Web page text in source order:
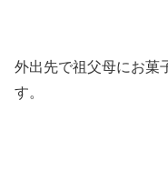
外出先で祖父母にお菓
す。